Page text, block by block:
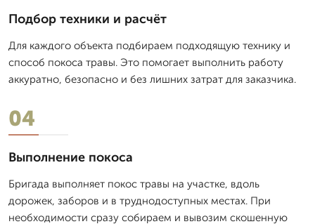
Подбор техники и расчёт
Для каждого объекта подбираем подходящую технику и
способ покоса травы. Это помогает выполнить работу
аккуратно, безопасно и без лишних затрат для заказчика.
04
Выполнение покоса
Бригада выполняет покос травы на участке, вдоль
дорожек, заборов и в труднодоступных местах. При
необходимости сразу собираем и вывозим скошенную